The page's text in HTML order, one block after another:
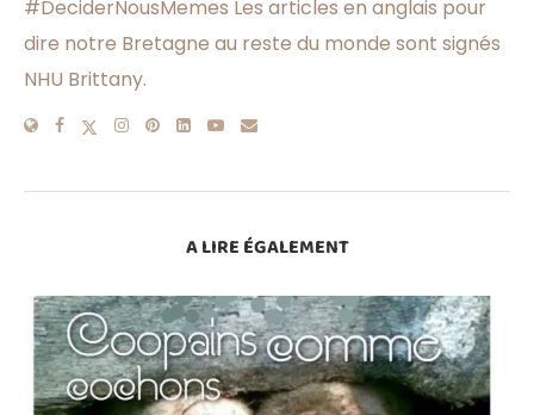
#DeciderNousMemes Les articles en anglais pour
dire notre Bretagne au reste du monde sont signés
NHU Brittany.
A LIRE ÉGALEMENT